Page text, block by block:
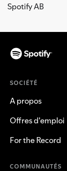
Spotify AB
SOCIÉTÉ
A propos
Offres d'emploi
For the Record
COMMUNAUTÉS